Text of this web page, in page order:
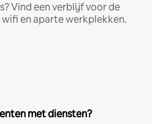
Vind een verblijf voor de
en aparte werkplekken.
met diensten?